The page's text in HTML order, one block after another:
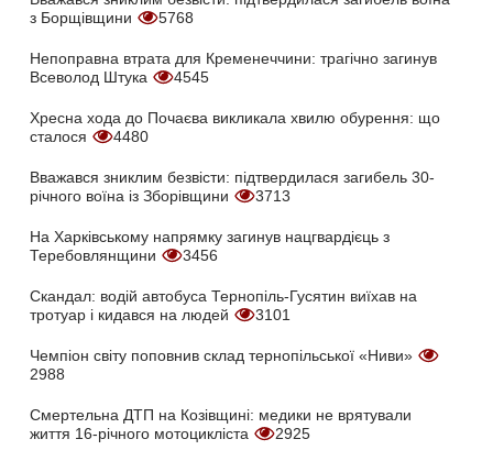
з Борщівщини
5768
Непоправна втрата для Кременеччини: трагічно загинув
Всеволод Штука
4545
Хресна хода до Почаєва викликала хвилю обурення: що
сталося
4480
Вважався зниклим безвісти: підтвердилася загибель 30-
річного воїна із Зборівщини
3713
На Харківському напрямку загинув нацгвардієць з
Теребовлянщини
3456
Скандал: водій автобуса Тернопіль-Гусятин виїхав на
тротуар і кидався на людей
3101
Чемпіон світу поповнив склад тернопільської «Ниви»
2988
Смертельна ДТП на Козівщині: медики не врятували
життя 16-річного мотоцикліста
2925